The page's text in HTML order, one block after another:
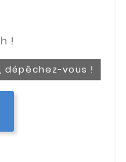
dépêchez-vous !